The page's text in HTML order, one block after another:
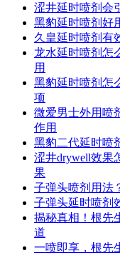
涩井延时喷剂会
黑豹延时喷剂好
久皇延时喷剂有
龙水延时喷剂怎
用
黑豹延时喷剂怎
项
微爱男士外用喷
作用
黑豹二代延时喷
涩井drywell效果
果
子弹头喷剂用法
子弹头延时喷剂
揭秘真相！根先
道
一喷即享，根先